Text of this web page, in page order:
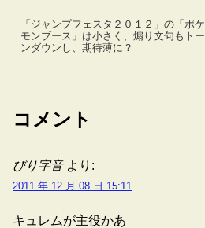
「ジャンプフェスタ２０１２」の「ポケ
モンブース」は小さく、煽り文句もトー
ンダウンし、期待薄に？
コメント
びり字音 より:
2011 年 12 月 08 日 15:11
キュレムが主役かあ